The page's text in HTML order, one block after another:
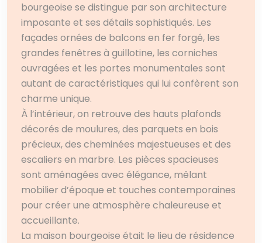
bourgeoise se distingue par son architecture
imposante et ses détails sophistiqués. Les
façades ornées de balcons en fer forgé, les
grandes fenêtres à guillotine, les corniches
ouvragées et les portes monumentales sont
autant de caractéristiques qui lui confèrent son
charme unique.
À l’intérieur, on retrouve des hauts plafonds
décorés de moulures, des parquets en bois
précieux, des cheminées majestueuses et des
escaliers en marbre. Les pièces spacieuses
sont aménagées avec élégance, mêlant
mobilier d’époque et touches contemporaines
pour créer une atmosphère chaleureuse et
accueillante.
La maison bourgeoise était le lieu de résidence